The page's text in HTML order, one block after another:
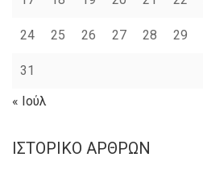
24 25 26 27 28 29
31
« Ιούλ
ΙΣΤΟΡΙΚΌ ΆΡΘΡΩΝ